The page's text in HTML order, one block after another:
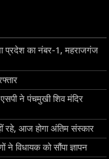
प्रदेश का नंबर-1, महराजगंज
ने पंचमुखी शिव मंदिर
रहे, आज होगा अंतिम संस्कार
ने विधायक को सौंपा ज्ञापन